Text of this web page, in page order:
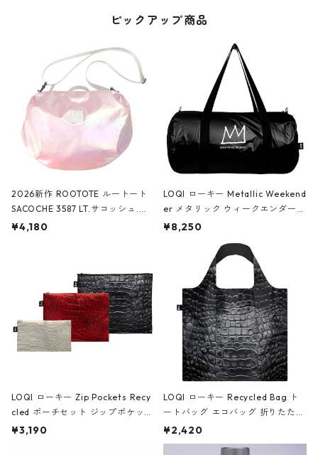
ピックアップ商品
2026新作 ROOTOTE ルートート
SACOCHE 3587 LT.サコッシュ.ル
ミエ-B ショルダーバッグ グロスピ
¥4,180
LOQI ローキー Metallic Weekend
er メタリック ウィークエンダー
ボストンバッグ ショルダーバッグ
Black ジャン=ミッシェル・バスキ
ア/クラウン ブラック
¥8,250
LOQI ローキー Zip Pockets Recy
cled ポーチセット ジップポケット
ファスナーポーチ 撥水加工 トラベ
¥3,190
LOQI ローキー Recycled Bag ト
ートバッグ エコバッグ 折りたたみ
大きめ 撥水加工 収納ポーチ CRO
CODILE/Black クロコダイル/ブラ
¥2,420